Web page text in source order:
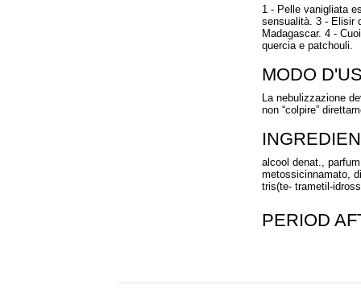
1 - Pelle vanigliata
sensualità. 3 - Elisir
Madagascar. 4 -
quercia e patchouli.
MODO
La nebulizzazione
non “colpire”
alcool denat.,
metossicinnamato,
tris(te- trametil-
PERIOD